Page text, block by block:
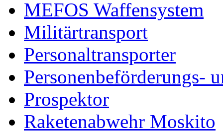
MEFOS Waffensystem
Militärtransport
Personaltransporter
Personenbeförderungs-
Prospektor
Raketenabwehr Moskito